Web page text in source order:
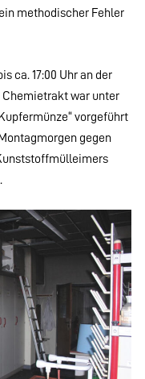
methodischer Fehler
ca. 17:00 Uhr an der
Chemietrakt war unter
vorgeführt
gegen